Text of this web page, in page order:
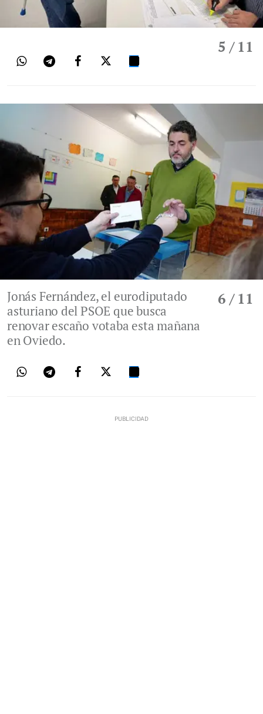
5 / 11
6 / 11
Jonás Fernández, el eurodiputado
asturiano del PSOE que busca
renovar escaño votaba esta mañana
en Oviedo.